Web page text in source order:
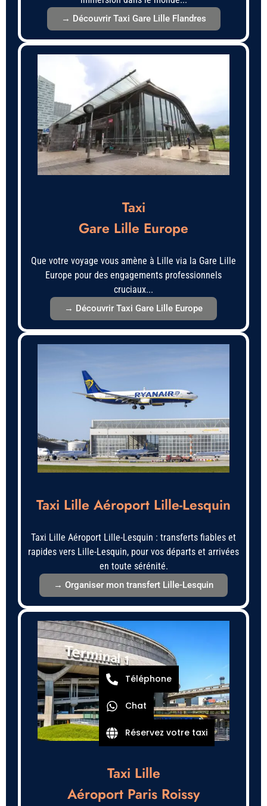
→ Découvrir Taxi Gare Lille Flandres
Taxi
Gare Lille Europe
Que votre voyage vous amène à Lille via la Gare Lille
Europe pour des engagements professionnels
cruciaux...
→ Découvrir Taxi Gare Lille Europe
Taxi Lille Aéroport Lille-Lesquin
Taxi Lille Aéroport Lille-Lesquin : transferts fiables et
rapides vers Lille-Lesquin, pour vos départs et arrivées
en toute sérénité.
→ Organiser mon transfert Lille-Lesquin
Taxi Lille
Aéroport Paris Roissy
Téléphone
Chat
Réservez votre taxi